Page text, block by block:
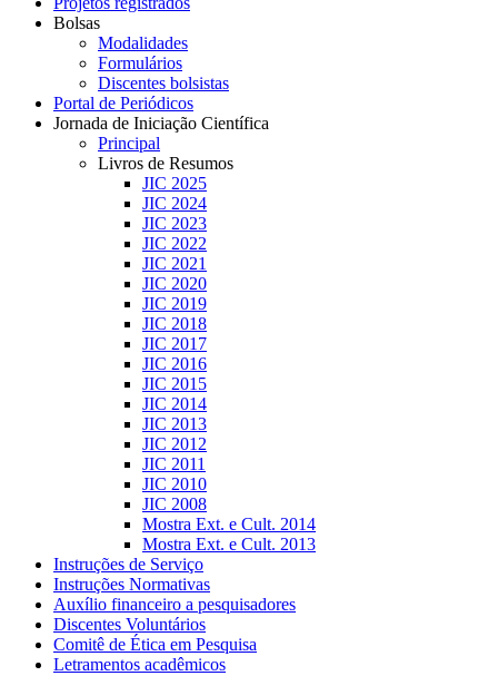
Bolsas
Modalidades
Formulários
Discentes bolsistas
Portal de Periódicos
Jornada de Iniciação Científica
Principal
Livros de Resumos
JIC 2025
JIC 2024
JIC 2023
JIC 2022
JIC 2021
JIC 2020
JIC 2019
JIC 2018
JIC 2017
JIC 2016
JIC 2015
JIC 2014
JIC 2013
JIC 2012
JIC 2011
JIC 2010
JIC 2008
Mostra Ext. e Cult. 2014
Mostra Ext. e Cult. 2013
Instruções de Serviço
Instruções Normativas
Auxílio financeiro a pesquisadores
Discentes Voluntários
Comitê de Ética em Pesquisa
Letramentos acadêmicos